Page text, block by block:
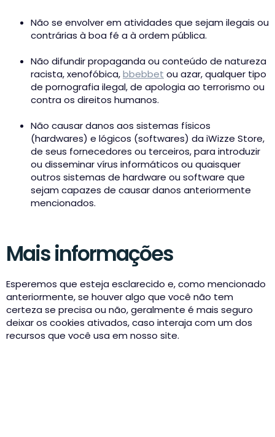
Não se envolver em atividades que sejam ilegais ou
contrárias à boa fé a à ordem pública.
Não difundir propaganda ou conteúdo de natureza
racista, xenofóbica,bbebbet ou azar, qualquer tipo
de pornografia ilegal, de apologia ao terrorismo ou
contra os direitos humanos.
Não causar danos aos sistemas físicos
(hardwares) e lógicos (softwares) da iWizze Store,
de seus fornecedores ou terceiros, para introduzir
ou disseminar vírus informáticos ou quaisquer
outros sistemas de hardware ou software que
sejam capazes de causar danos anteriormente
mencionados.
Mais informações
Esperemos que esteja esclarecido e, como mencionado
anteriormente, se houver algo que você não tem
certeza se precisa ou não, geralmente é mais seguro
deixar os cookies ativados, caso interaja com um dos
recursos que você usa em nosso site.